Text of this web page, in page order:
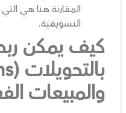
المقارنة هنا هي
التسويقية.
والمبيعات